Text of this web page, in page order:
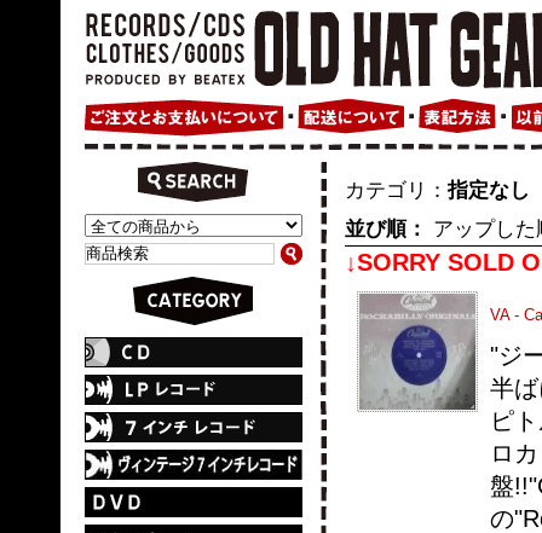
カテゴリ： 指定なし
並び順： アップした
↓SORRY SOLD
VA -
"ジ
半
ピ
ロ
盤
の